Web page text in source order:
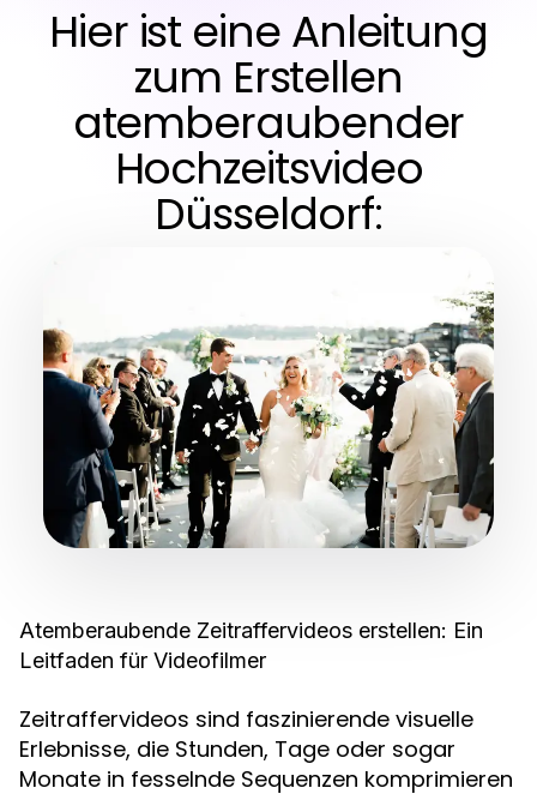
Hier ist eine Anleitung
zum Erstellen
atemberaubender
Hochzeitsvideo
Düsseldorf:
Atemberaubende Zeitraffervideos erstellen: Ein
Leitfaden für Videofilmer
Zeitraffervideos sind faszinierende visuelle
Erlebnisse, die Stunden, Tage oder sogar
Monate in fesselnde Sequenzen komprimieren